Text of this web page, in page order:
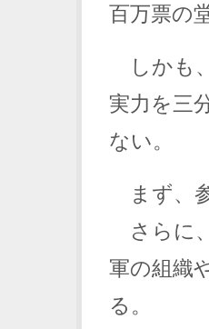
百万票の
しかも
実力を三
ない。
まず、
さらに
軍の組織
る。